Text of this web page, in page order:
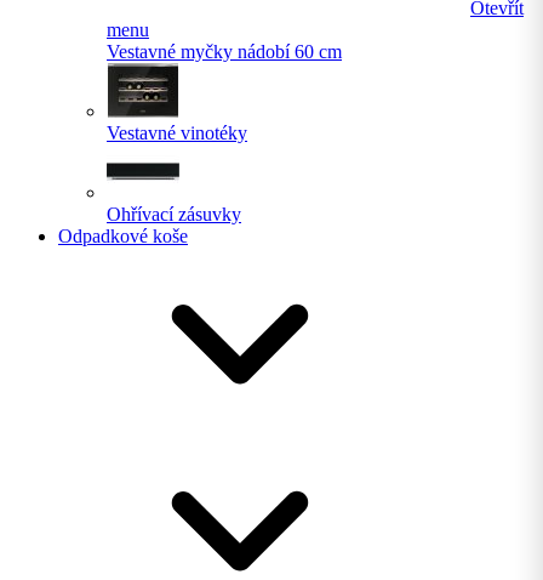
Otevřít
menu
Vestavné myčky nádobí 60 cm
Vestavné vinotéky
Ohřívací zásuvky
Odpadkové koše